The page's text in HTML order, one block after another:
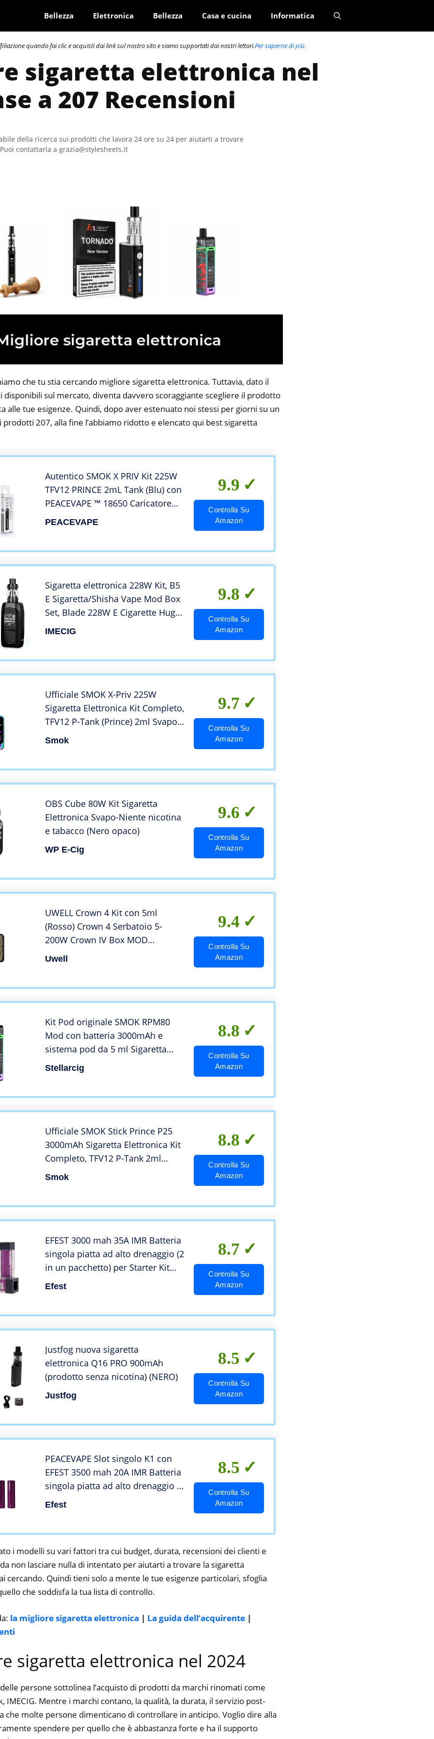
Bellezza Elettronica Bellezza Casa e cucina Informatica
quando fai clic e acquisti dai link sul nostro sito e siamo supportati dai nostri lettori.Per saperne di più.
sigaretta elettronica nel
a 207 Recensioni
della ricerca sui prodotti che lavora 24 ore su 24 per aiutarti a trovare
contattarla a grazia@stylesheets.it
che tu stia cercando migliore sigaretta elettronica. Tuttavia, dato il
disponibili sul mercato, diventa davvero scoraggiante scegliere il prodotto
alle tue esigenze. Quindi, dopo aver estenuato noi stessi per giorni su un
207, alla fine l’abbiamo ridotto e elencato qui best sigaretta
Autentico SMOK X PRIV Kit 225W
TFV12 PRINCE 2mL Tank (Blu) con
PEACEVAPE ™ 18650 Caricatore
Slim a 1 slot SMOK XPRIV Senza
PEACEVAPE
9.9
Controlla Su
Amazon
Sigaretta elettronica 228W Kit, B5
E Sigaretta/Shisha Vape Mod Box
Set, Blade 228W E Cigarette Hugh
Cloud Vaping Kit con 2.0ml
IMECIG
9.8
Controlla Su
Amazon
Ufficiale SMOK X-Priv 225W
Sigaretta Elettronica Kit Completo,
TFV12 P-Tank (Prince) 2ml Svapo
Advanced Kit, 2″ HD Screen, VW
Smok
9.7
Controlla Su
Amazon
OBS Cube 80W Kit Sigaretta
Elettronica Svapo-Niente nicotina
e tabacco (Nero opaco)
WP E-Cig
9.6
Controlla Su
Amazon
UWELL Crown 4 Kit con 5ml
(Rosso) Crown 4 Serbatoio 5-
200W Crown IV Box MOD
Vaporizzatore sigaretta
Uwell
9.4
Controlla Su
Amazon
Kit Pod originale SMOK RPM80
Mod con batteria 3000mAh e
sistema pod da 5 ml Sigaretta
elettronica con uscita max 80 W
vs Vinci/SMOK RPM40
Stellarcig
8.8
Controlla Su
Amazon
Ufficiale SMOK Stick Prince P25
3000mAh Sigaretta Elettronica Kit
Completo, TFV12 P-Tank 2ml
Svapo Starter Kit, 0.17 Sub Ohm
Smok
8.8
Controlla Su
Amazon
EFEST 3000 mah 35A IMR Batteria
singola piatta ad alto drenaggio (2
in un pacchetto) per Starter Kit
sigaretta elettronica e MOD
Efest
8.7
Controlla Su
Amazon
Justfog nuova sigaretta
elettronica Q16 PRO 900mAh
(prodotto senza nicotina) (NERO)
Justfog
8.5
Controlla Su
Amazon
PEACEVAPE Slot singolo K1 con
EFEST 3500 mah 20A IMR Batteria
singola piatta ad alto drenaggio (2
in un pacchetto) per Starter Kit
Efest
8.5
Controlla Su
Amazon
i modelli su vari fattori tra cui budget, durata, recensioni dei clienti e
non lasciare nulla di intentato per aiutarti a trovare la sigaretta
cercando. Quindi tieni solo a mente le tue esigenze particolari, sfoglia
che soddisfa la tua lista di controllo.
la migliore sigaretta elettronica | La guida dell’acquirente |
sigaretta elettronica nel 2024
persone sottolinea l’acquisto di prodotti da marchi rinomati come
IMECIG. Mentre i marchi contano, la qualità, la durata, il servizio post-
che molte persone dimenticano di controllare in anticipo. Voglio dire alla
spendere per quello che è abbastanza forte e ha il supporto